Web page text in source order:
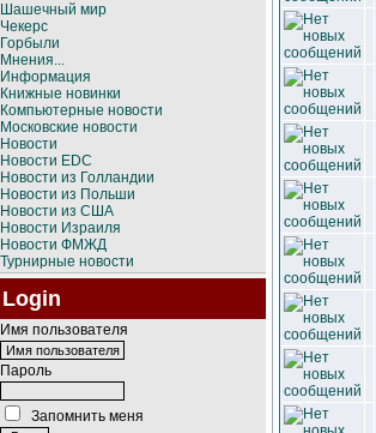
Шашечный мир
Чекерс
Горбыли
Мнения...
Информация
Книжные новинки
Компьютерные новости
Московские новости
Новости
Новости EDC
Новости из Голландии
Новости из Польши
Новости из США
Новости Израиля
Новости ФМЖД
Турнирные новости
Login
Имя пользователя
Пароль
Запомнить меня